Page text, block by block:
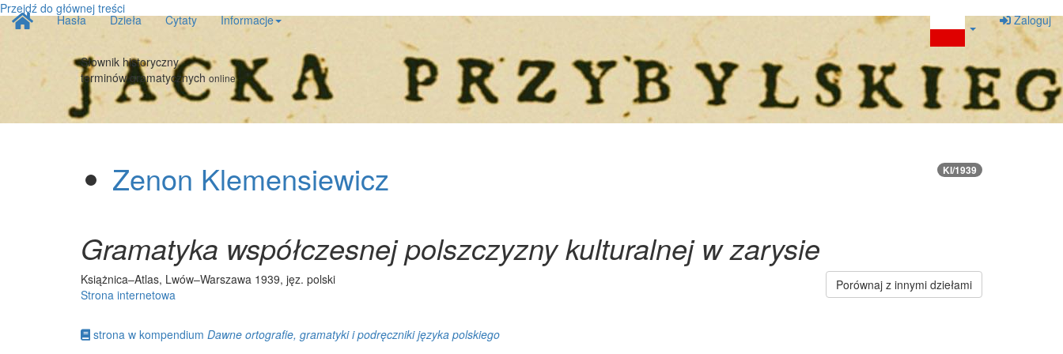
Przejdź do głównej treści
Strona
Hasła Dzieła Cytaty Informacje Zaloguj
Słownik historyczny
terminów gramatycznych online
Kl/1939
Zenon Klemensiewicz
Gramatyka współczesnej polszczyzny kulturalnej w zarysie
Porównaj z innymi dziełami
Książnica–Atlas, Lwów–Warszawa 1939, jęz. polski
Strona internetowa
strona w kompendium Dawne ortografie, gramatyki i podręczniki języka polskiego